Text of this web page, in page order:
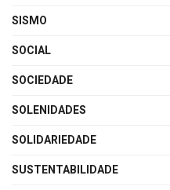
SISMO
SOCIAL
SOCIEDADE
SOLENIDADES
SOLIDARIEDADE
SUSTENTABILIDADE